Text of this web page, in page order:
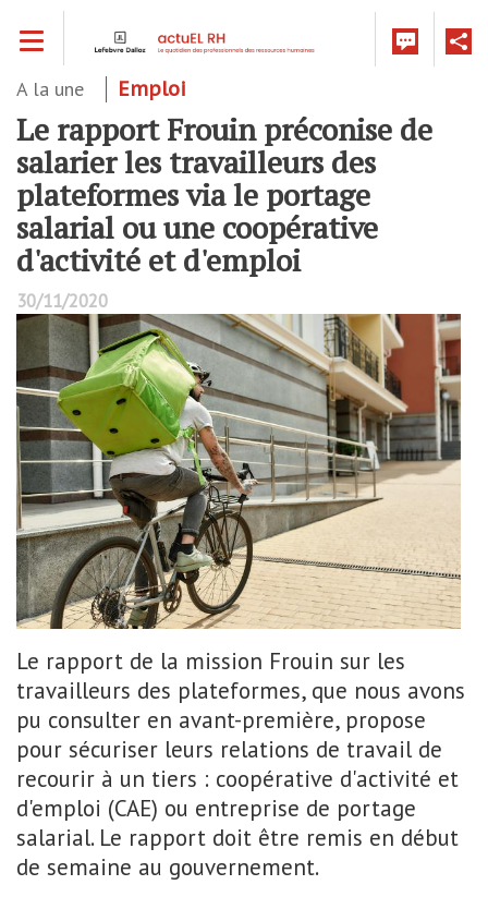
contenu
A la une Emploi
Le rapport Frouin préconise de
salarier les travailleurs des
plateformes via le portage
salarial ou une coopérative
d'activité et d'emploi
30/11/2020
Le rapport de la mission Frouin sur les
travailleurs des plateformes, que nous avons
pu consulter en avant-première, propose
pour sécuriser leurs relations de travail de
recourir à un tiers : coopérative d'activité et
d'emploi (CAE) ou entreprise de portage
salarial. Le rapport doit être remis en début
de semaine au gouvernement.